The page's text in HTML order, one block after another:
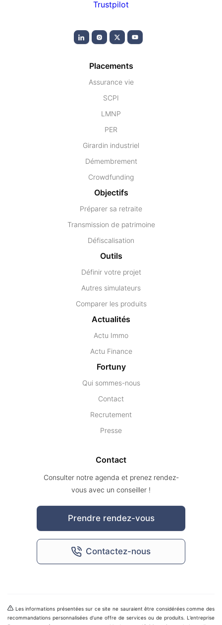
Trustpilot
Placements
Assurance vie
SCPI
LMNP
PER
Girardin industriel
Démembrement
Crowdfunding
Objectifs
Préparer sa retraite
Transmission de patrimoine
Défiscalisation
Outils
Définir votre projet
Autres simulateurs
Comparer les produits
Actualités
Actu Immo
Actu Finance
Fortuny
Qui sommes-nous
Contact
Recrutement
Presse
Contact
Consulter notre agenda et prenez rendez-
vous avec un conseiller !
Prendre rendez-vous
Contactez-nous
Les informations présentées sur ce site ne sauraient être considérées comme des
recommandations personnalisées d’une offre de services ou de produits. L’entreprise